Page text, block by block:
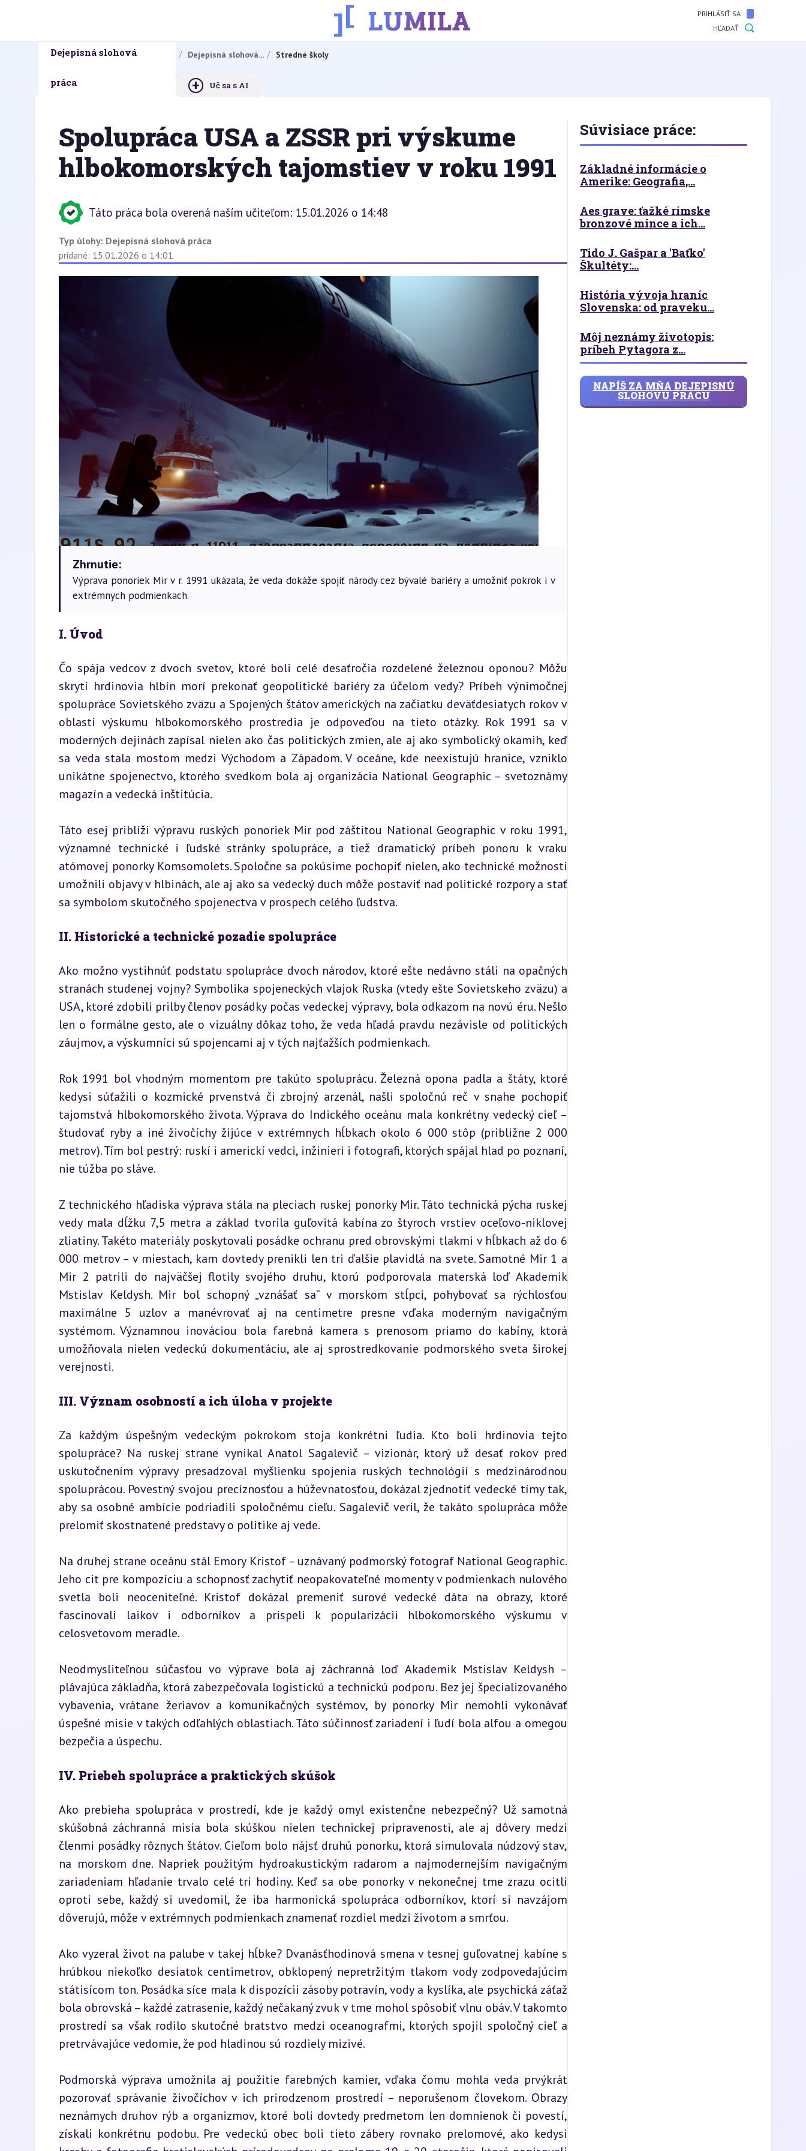
PRIHLÁSIŤ SA
HĽADAŤ
Domovská stránka Domáce úlohy Dejepisná slohová... Stredné školy
Dejepisná slohová
práca + Uč sa s AI
Spolupráca USA a ZSSR pri výskume
hlbokomorských tajomstiev v roku 1991
Táto práca bola overená naším učiteľom: 15.01.2026 o 14:48
Typ úlohy: Dejepisná slohová práca
pridané: 15.01.2026 o 14:01
Zhrnutie:
Výprava ponoriek Mir v r. 1991 ukázala, že veda dokáže spojiť národy cez bývalé bariéry a umožniť pokrok i v
extrémnych podmienkach.
I. Úvod
Čo spája vedcov z dvoch svetov, ktoré boli celé desaťročia rozdelené železnou oponou? Môžu
skrytí hrdinovia hlbín morí prekonať geopolitické bariéry za účelom vedy? Príbeh výnimočnej
spolupráce Sovietského zväzu a Spojených štátov amerických na začiatku deväťdesiatych rokov v
oblasti výskumu hlbokomorského prostredia je odpoveďou na tieto otázky. Rok 1991 sa v
moderných dejinách zapísal nielen ako čas politických zmien, ale aj ako symbolický okamih, keď
sa veda stala mostom medzi Východom a Západom. V oceáne, kde neexistujú hranice, vzniklo
unikátne spojenectvo, ktorého svedkom bola aj organizácia National Geographic – svetoznámy
magazín a vedecká inštitúcia.
Táto esej priblíži výpravu ruských ponoriek Mir pod záštitou National Geographic v roku 1991,
významné technické i ľudské stránky spolupráce, a tiež dramatický príbeh ponoru k vraku
atómovej ponorky Komsomolets. Spoločne sa pokúsime pochopiť nielen, ako technické možnosti
umožnili objavy v hlbinách, ale aj ako sa vedecký duch môže postaviť nad politické rozpory a stať
sa symbolom skutočného spojenectva v prospech celého ľudstva.
II. Historické a technické pozadie spolupráce
Ako možno vystihnúť podstatu spolupráce dvoch národov, ktoré ešte nedávno stáli na opačných
stranách studenej vojny? Symbolika spojeneckých vlajok Ruska (vtedy ešte Sovietskeho zväzu) a
USA, ktoré zdobili prilby členov posádky počas vedeckej výpravy, bola odkazom na novú éru. Nešlo
len o formálne gesto, ale o vizuálny dôkaz toho, že veda hľadá pravdu nezávisle od politických
záujmov, a výskumníci sú spojencami aj v tých najťažších podmienkach.
Rok 1991 bol vhodným momentom pre takúto spoluprácu. Železná opona padla a štáty, ktoré
kedysi súťažili o kozmické prvenstvá či zbrojný arzenál, našli spoločnú reč v snahe pochopiť
tajomstvá hlbokomorského života. Výprava do Indického oceánu mala konkrétny vedecký cieľ –
študovať ryby a iné živočíchy žijúce v extrémnych hĺbkach okolo 6 000 stôp (približne 2 000
metrov). Tím bol pestrý: ruskí i americkí vedci, inžinieri i fotografi, ktorých spájal hlad po poznaní,
nie túžba po sláve.
Z technického hľadiska výprava stála na pleciach ruskej ponorky Mir. Táto technická pýcha ruskej
vedy mala dĺžku 7,5 metra a základ tvorila guľovitá kabína zo štyroch vrstiev oceľovo-niklovej
zliatiny. Takéto materiály poskytovali posádke ochranu pred obrovskými tlakmi v hĺbkach až do 6
000 metrov – v miestach, kam dovtedy prenikli len tri ďalšie plavidlá na svete. Samotné Mir 1 a
Mir 2 patrili do najväčšej flotily svojého druhu, ktorú podporovala materská loď Akademik
Mstislav Keldysh. Mir bol schopný „vznášať sa“ v morskom stĺpci, pohybovať sa rýchlosťou
maximálne 5 uzlov a manévrovať aj na centimetre presne vďaka moderným navigačným
systémom. Významnou inováciou bola farebná kamera s prenosom priamo do kabíny, ktorá
umožňovala nielen vedeckú dokumentáciu, ale aj sprostredkovanie podmorského sveta širokej
verejnosti.
III. Význam osobností a ich úloha v projekte
Za každým úspešným vedeckým pokrokom stoja konkrétni ľudia. Kto boli hrdinovia tejto
spolupráce? Na ruskej strane vynikal Anatol Sagalevič – vizionár, ktorý už desať rokov pred
uskutočnením výpravy presadzoval myšlienku spojenia ruských technológií s medzinárodnou
spoluprácou. Povestný svojou precíznosťou a húževnatosťou, dokázal zjednotiť vedecké tímy tak,
aby sa osobné ambície podriadili spoločnému cieľu. Sagalevič veril, že takáto spolupráca môže
prelomiť skostnatené predstavy o politike aj vede.
Na druhej strane oceánu stál Emory Kristof – uznávaný podmorský fotograf National Geographic.
Jeho cit pre kompozíciu a schopnosť zachytiť neopakovateľné momenty v podmienkach nulového
svetla boli neoceniteľné. Kristof dokázal premeniť surové vedecké dáta na obrazy, ktoré
fascinovali laikov i odborníkov a prispeli k popularizácii hlbokomorského výskumu v
celosvetovom meradle.
Neodmysliteľnou súčasťou vo výprave bola aj záchranná loď Akademik Mstislav Keldysh –
plávajúca základňa, ktorá zabezpečovala logistickú a technickú podporu. Bez jej špecializovaného
vybavenia, vrátane žeriavov a komunikačných systémov, by ponorky Mir nemohli vykonávať
úspešné misie v takých odľahlých oblastiach. Táto súčinnosť zariadení i ľudí bola alfou a omegou
bezpečia a úspechu.
IV. Priebeh spolupráce a praktických skúšok
Ako prebieha spolupráca v prostredí, kde je každý omyl existenčne nebezpečný? Už samotná
skúšobná záchranná misia bola skúškou nielen technickej pripravenosti, ale aj dôvery medzi
členmi posádky rôznych štátov. Cieľom bolo nájsť druhú ponorku, ktorá simulovala núdzový stav,
na morskom dne. Napriek použitým hydroakustickým radarom a najmodernejším navigačným
zariadeniam hľadanie trvalo celé tri hodiny. Keď sa obe ponorky v nekonečnej tme zrazu ocitli
oproti sebe, každý si uvedomil, že iba harmonická spolupráca odborníkov, ktorí si navzájom
dôverujú, môže v extrémnych podmienkach znamenať rozdiel medzi životom a smrťou.
Ako vyzeral život na palube v takej hĺbke? Dvanásťhodinová smena v tesnej guľovatnej kabíne s
hrúbkou niekoľko desiatok centimetrov, obklopený nepretržitým tlakom vody zodpovedajúcim
státisícom ton. Posádka síce mala k dispozícii zásoby potravín, vody a kyslíka, ale psychická záťaž
bola obrovská – každé zatrasenie, každý nečakaný zvuk v tme mohol spôsobiť vlnu obáv. V takomto
prostredí sa však rodilo skutočné bratstvo medzi oceanografmi, ktorých spojil spoločný cieľ a
pretrvávajúce vedomie, že pod hladinou sú rozdiely mizivé.
Podmorská výprava umožnila aj použitie farebných kamier, vďaka čomu mohla veda prvýkrát
pozorovať správanie živočíchov v ich prirodzenom prostredí – neporušenom človekom. Obrazy
neznámych druhov rýb a organizmov, ktoré boli dovtedy predmetom len domnienok či povestí,
získali konkrétnu podobu. Pre vedeckú obec boli tieto zábery rovnako prelomové, ako kedysi
Súvisiace práce:
Základné informácie o
Amerike: Geografia,...
Aes grave: ťažké rímske
bronzové mince a ich...
Tido J. Gašpar a 'Baťko'
Škultéty:...
História vývoja hraníc
Slovenska: od praveku...
Môj neznámy životopis:
príbeh Pytagora z...
NAPÍŠ ZA MŇA DEJEPISNÚ
SLOHOVÚ PRÁCU